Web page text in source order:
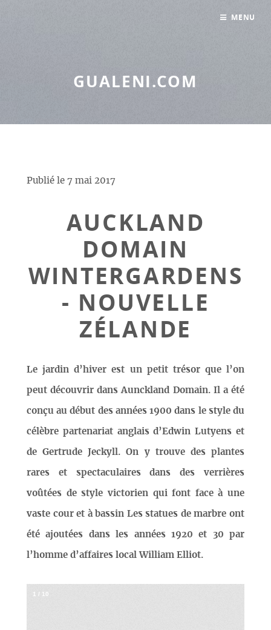
GUALENI.COM
Publié le 7 mai 2017
AUCKLAND
DOMAIN
WINTERGARDENS
- NOUVELLE
ZÉLANDE
Le jardin d’hiver est un petit trésor que l’on
peut découvrir dans Aunckland Domain. Il a été
conçu au début des années 1900 dans le style du
célèbre partenariat anglais d’Edwin Lutyens et
de Gertrude Jeckyll. On y trouve des plantes
rares et spectaculaires dans des verrières
voûtées de style victorien qui font face à une
vaste cour et à bassin Les statues de marbre ont
été ajoutées dans les années 1920 et 30 par
l’homme d’affaires local William Elliot.
1 / 10
MENU